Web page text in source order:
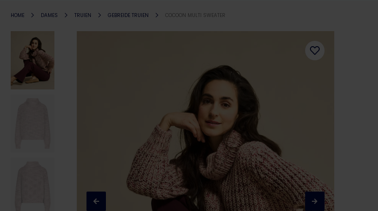
HOME DAMES TRUIEN GEBREIDE TRUIEN COCOON MULTI SWEATER